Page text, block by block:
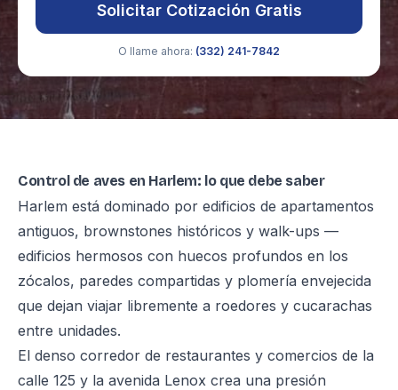
Solicitar Cotización Gratis
O llame ahora: (332) 241-7842
Control de aves en Harlem: lo que debe saber
Harlem está dominado por edificios de apartamentos
antiguos, brownstones históricos y walk-ups —
edificios hermosos con huecos profundos en los
zócalos, paredes compartidas y plomería envejecida
que dejan viajar libremente a roedores y cucarachas
entre unidades.
El denso corredor de restaurantes y comercios de la
calle 125 y la avenida Lenox crea una presión